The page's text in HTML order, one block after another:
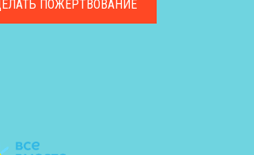
ПОЖЕРТВОВАНИЕ